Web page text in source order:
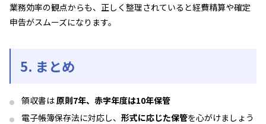
業務効率の観点からも、正しく整理されていると経費精算や確定
申告がスムーズになります。
5. まとめ
領収書は原則7年、赤字年度は10年保管
電子帳簿保存法に対応し、 形式に応じた保管を心がけましょう